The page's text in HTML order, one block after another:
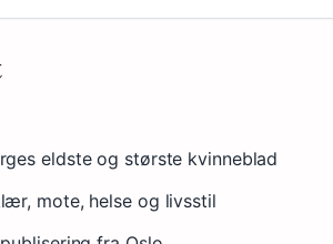
eldste og største kvinneblad
mote, helse og livsstil